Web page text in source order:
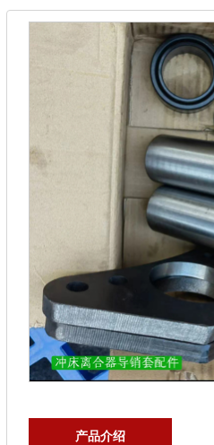
产品介绍